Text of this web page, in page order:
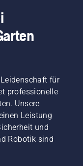
für
professionelle
Unsere
Leistung
und
Robotik sind